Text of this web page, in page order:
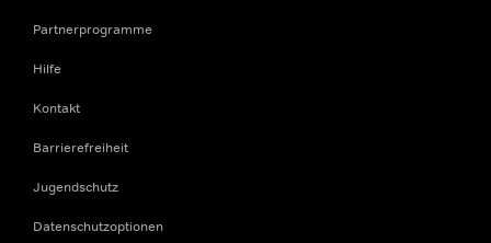
Partnerprogramme
Hilfe
Kontakt
Barrierefreiheit
Jugendschutz
Datenschutzoptionen